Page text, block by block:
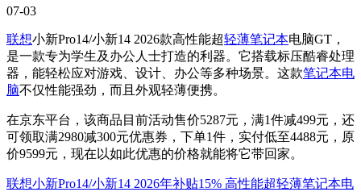
07-03
联想小新Pro14/小新14 2026款高性能超轻薄笔记本电脑GT，
是一款专为学生及办公人士打造的利器。它搭载标压酷睿处理
器，能轻松应对游戏、设计、办公等多种场景。这款笔记本电
脑不仅性能强劲，而且外观轻薄便携。
在京东平台，该商品目前活动售价5287元，满1件减499元，还
可领取满2980减300元优惠券，下单1件，实付低至4488元，原
价9599元，现在以如此优惠的价格就能将它带回家。
联想小新Pro14/小新14 2026年补贴15% 高性能超轻薄笔记本电